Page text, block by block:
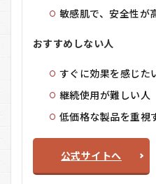
敏感肌で、安全性が
おすすめしない人
すぐに効果を感じた
継続使用が難しい人
低価格な製品を重視
公式サイトへ